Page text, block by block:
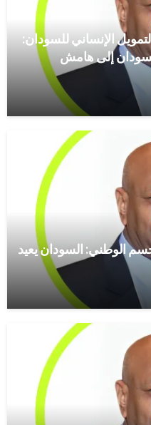
الإنساني للسودان:
إلى هامش
الوطني: السودان يعيد